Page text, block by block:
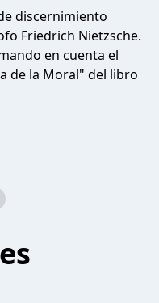
discernimiento
Friedrich Nietzsche.
en cuenta el
de la Moral" del libro